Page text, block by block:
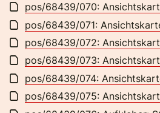
pos/68439/070:
pos/68439/071:
pos/68439/072:
pos/68439/073:
pos/68439/074:
pos/68439/075: